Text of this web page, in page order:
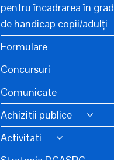
pentru încadrarea în grad
de handicap copii/adulți
Formulare
Concursuri
Comunicate
Achizitii publice
Activitati